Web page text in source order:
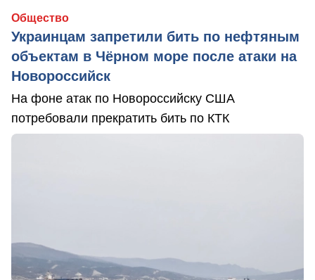
Общество
Украинцам запретили бить по нефтяным
объектам в Чёрном море после атаки на
Новороссийск
На фоне атак по Новороссийску США
потребовали прекратить бить по КТК